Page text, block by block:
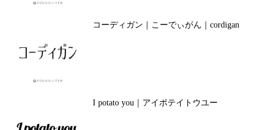
コーディガン｜こーでぃがん｜cordigan
I potato you｜アイポテイトウユー